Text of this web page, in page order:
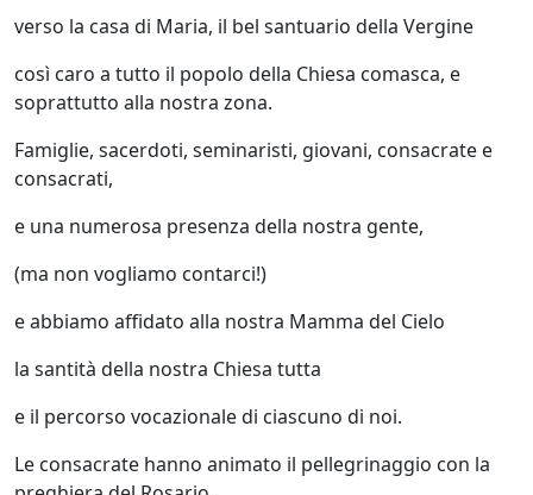
verso la casa di Maria, il bel santuario della Vergine
così caro a tutto il popolo della Chiesa comasca, e
soprattutto alla nostra zona.
Famiglie, sacerdoti, seminaristi, giovani, consacrate e
consacrati,
e una numerosa presenza della nostra gente,
(ma non vogliamo contarci!)
e abbiamo affidato alla nostra Mamma del Cielo
la santità della nostra Chiesa tutta
e il percorso vocazionale di ciascuno di noi.
Le consacrate hanno animato il pellegrinaggio con la